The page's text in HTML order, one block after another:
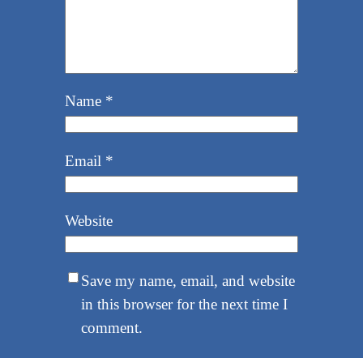
Name *
Email *
Website
Save my name, email, and website
in this browser for the next time I
comment.